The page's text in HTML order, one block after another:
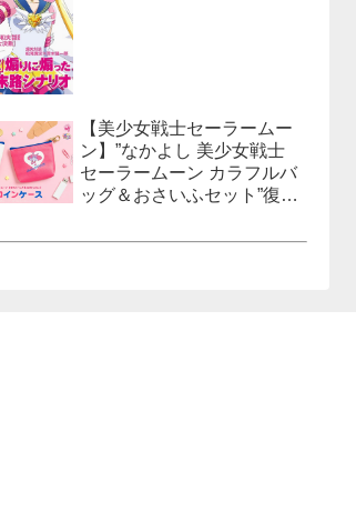
【美少女戦士セーラームー
ン】”なかよし 美少女戦士
セーラームーン カラフルバ
ッグ＆おさいふセット”復刻
定！